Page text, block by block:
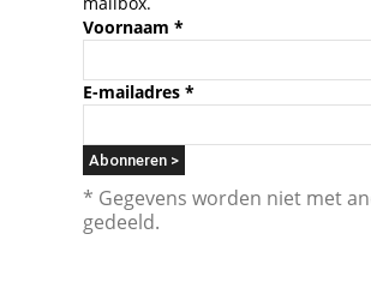
Voornaam *
E-mailadres *
* Gegevens worden niet met
gedeeld.